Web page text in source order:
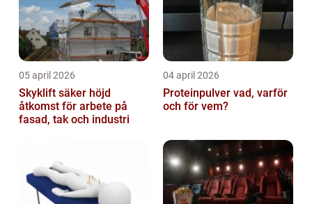
05 april 2026
Skyklift säker höjd
åtkomst för arbete på
fasad, tak och industri
04 april 2026
Proteinpulver vad, varför
och för vem?